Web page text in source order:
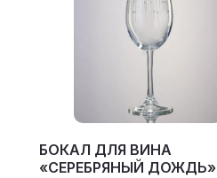
БОКАЛ ДЛЯ ВИНА
«СЕРЕБРЯНЫЙ ДОЖДЬ»